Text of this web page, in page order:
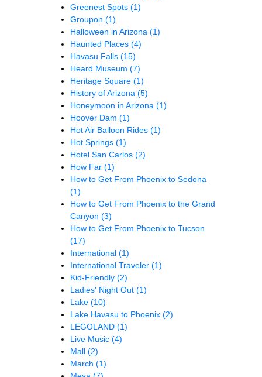
Greenest Spots (1)
Groupon (1)
Halloween in Arizona (1)
Haunted Places (4)
Havasu Falls (15)
Heard Museum (7)
Heritage Square (1)
History of Arizona (5)
Honeymoon in Arizona (1)
Hoover Dam (1)
Hot Air Balloon Rides (1)
Hot Springs (1)
Hotel San Carlos (2)
How Far (1)
How to Get From Phoenix to Sedona
(1)
How to Get From Phoenix to the Grand
Canyon (3)
How to Get From Phoenix to Tucson
(17)
International (1)
International Traveler (1)
Kid-Friendly (2)
Ladies' Night Out (1)
Lake (10)
Lake Havasu to Phoenix (2)
LEGOLAND (1)
Live Music (4)
Mall (2)
March (1)